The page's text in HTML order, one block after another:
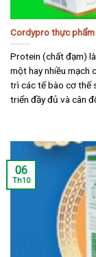
Cordypro thực
Protein (chất đạm)
một hay nhiều mạch
trì các tế bào cơ thế
triển đầy đủ và cân
06
Th10